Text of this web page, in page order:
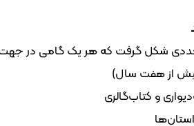
شکل گرفت که هر یک گامی در جهت
بیش از هفت سال)
و کتاب‌گالری